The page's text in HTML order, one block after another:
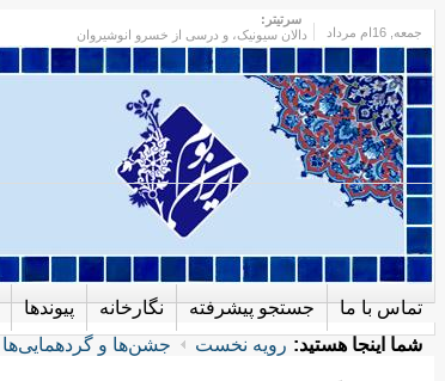
جمعه
سرتیتر:
دالان سیونیک، و درسی از خسرو انوشیروان
پیوندها نگارخانه جستجو پیشرفته تماس با ما
شما اینجا هستید: رویه نخست جشن‌ها و گردهمایی‌ها